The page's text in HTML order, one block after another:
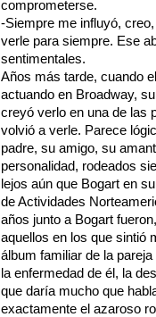
comprometerse.
-Siempre me influyó,
verle para siempre. Ese
sentimentales.
Años más tarde, cuando
actuando en Broadway,
creyó verlo en una de las
volvió a verle. Parece
padre, su amigo, su
personalidad, rodeados
lejos aún que Bogart en
de Actividades
años junto a Bogart
aquellos en los que sintió
álbum familiar de la
la enfermedad de él, la
que daría mucho que
exactamente el azaroso